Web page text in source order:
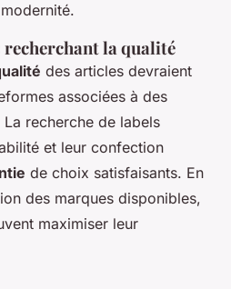
la qualité
des articles devraient
associées à des
recherche de labels
et leur confection
de choix satisfaisants. En
des marques disponibles,
maximiser leur